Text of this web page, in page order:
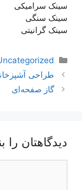
سینک سرامیکی
سینک سنگی
سینک گرانیتی
دسته‌ها
ناوبری
نوشته‌ها
طراحی
گاز صفحه‌ای
دیدگاهتان را